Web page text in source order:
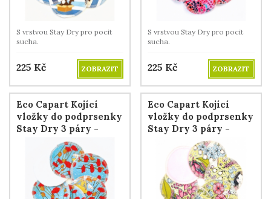
S vrstvou Stay Dry pro pocit
sucha.
225 Kč ZOBRAZIT
S vrstvou Stay Dry pro pocit
sucha.
225 Kč ZOBRAZIT
Eco Capart Kojící
vložky do podprsenky
Stay Dry 3 páry -
Maková víla
Eco Capart Kojící
vložky do podprsenky
Stay Dry 3 páry -